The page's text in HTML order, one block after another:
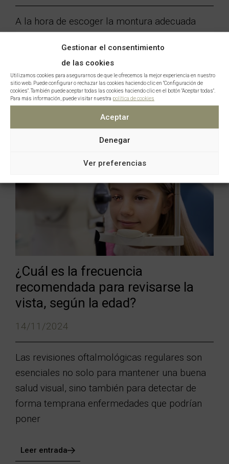
Gestionar el consentimiento
de las cookies
Utilizamos cookies para asegurarnos de que le ofrecemos la mejor experiencia en nuestro
sitio web. Puede configurar o rechazar las cookies haciendo clic en "Configuración de
cookies". También puede aceptar todas las cookies haciendo clic en el botón "Aceptar todas".
Para más información, puede visitar nuestra política de cookies
Aceptar
Denegar
Ver preferencias
A la hora de escoger la montura adecuada
complemente la forma de tu rostro. La
montura correcta
Leer entrada
¿Cuál es la frecuencia
recomendada para revisarse la
vista, según la edad?
14/11/2024
Las revisiones oftalmológicas regulares son
esenciales no solo para mantener una buena
salud visual, sino también para detectar de
forma temprana enfermedades que podrían
poner
Leer entrada